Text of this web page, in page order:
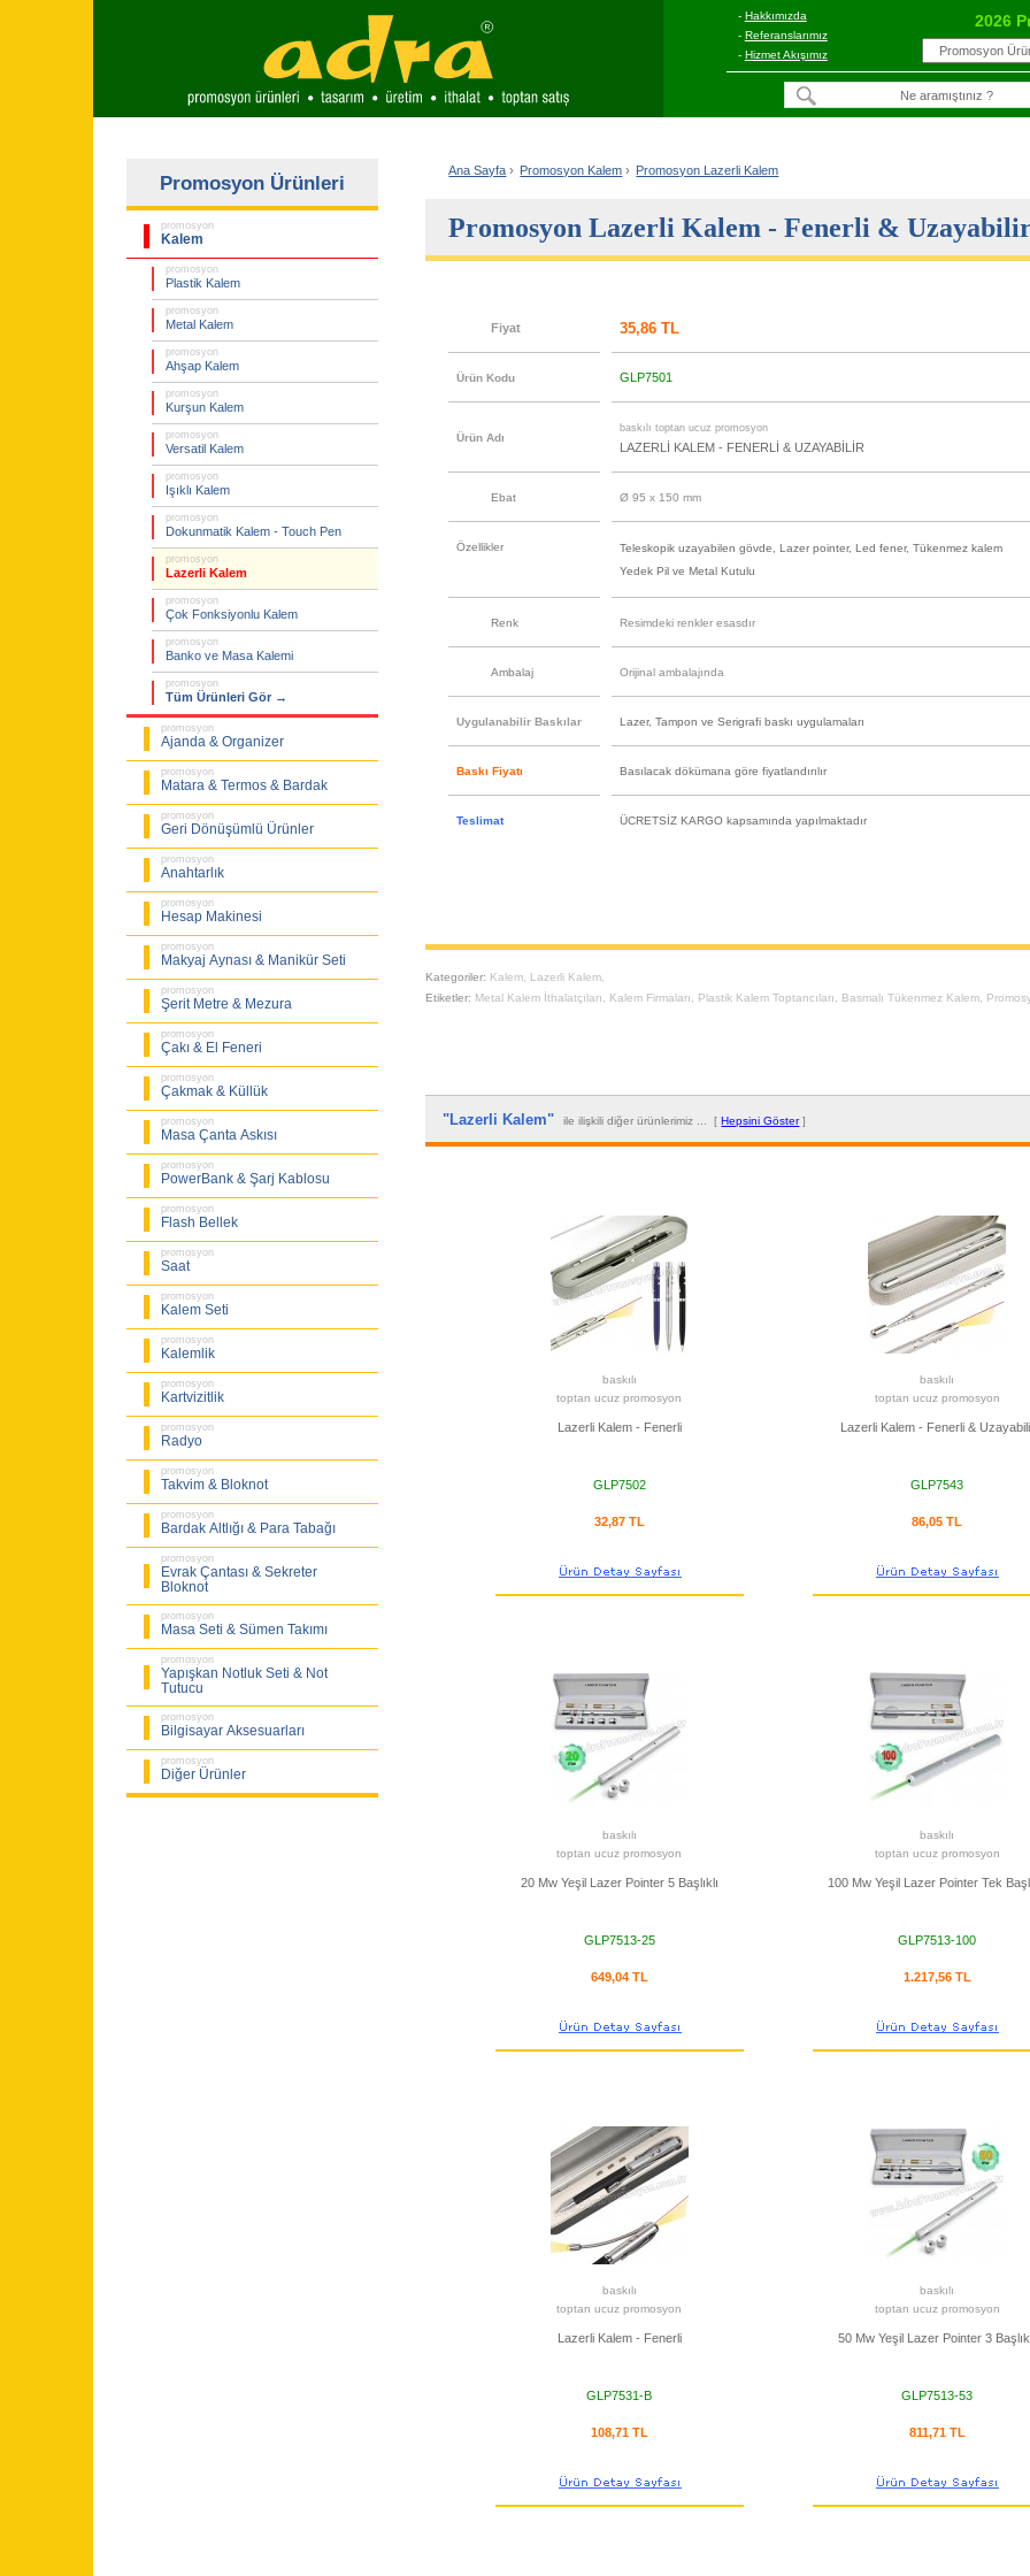
- Hakkımızda
- Referanslarımız
- Hizmet Akışımız
2026
Promosyon Ürünleri
promosyon
Kalem
promosyon
Plastik Kalem
promosyon
Metal Kalem
promosyon
Ahşap Kalem
promosyon
Kurşun Kalem
promosyon
Versatil Kalem
promosyon
Işıklı Kalem
promosyon
Dokunmatik Kalem - Touch Pen
promosyon
Lazerli Kalem
promosyon
Çok Fonksiyonlu Kalem
promosyon
Banko ve Masa Kalemi
promosyon
Tüm Ürünleri Gör →
promosyon
Ajanda & Organizer
promosyon
Matara & Termos & Bardak
promosyon
Geri Dönüşümlü Ürünler
promosyon
Anahtarlık
promosyon
Hesap Makinesi
promosyon
Makyaj Aynası & Manikür Seti
promosyon
Şerit Metre & Mezura
promosyon
Çakı & El Feneri
promosyon
Çakmak & Küllük
promosyon
Masa Çanta Askısı
promosyon
PowerBank & Şarj Kablosu
promosyon
Flash Bellek
promosyon
Saat
promosyon
Kalem Seti
promosyon
Kalemlik
promosyon
Kartvizitlik
promosyon
Radyo
promosyon
Takvim & Bloknot
promosyon
Bardak Altlığı & Para Tabağı
promosyon
Evrak Çantası & Sekreter
Bloknot
promosyon
Masa Seti & Sümen Takımı
promosyon
Yapışkan Notluk Seti & Not
Tutucu
promosyon
Bilgisayar Aksesuarları
promosyon
Diğer Ürünler
Ana Sayfa › Promosyon Kalem › Promosyon Lazerli Kalem
Promosyon Lazerli Kalem - Fenerli &
Fiyat 35,86 TL
Ürün Kodu GLP7501
Ürün Adı
baskılı toptan ucuz promosyon
LAZERLİ KALEM - FENERLİ & UZAYABİLİR
Ebat Ø 95 x 150 mm
Özellikler
Teleskopik uzayabilen gövde, Lazer pointer, Led fener, Tükenmez kalem
Yedek Pil ve Metal Kutulu
Renk Resimdeki renkler esasdır
Ambalaj Orijinal ambalajında
Uygulanabilir Baskılar Lazer, Tampon ve Serigrafi baskı uygulamaları
Baskı Fiyatı Basılacak dökümana göre fiyatlandırılır
Teslimat ÜCRETSİZ KARGO kapsamında yapılmaktadır
Kategoriler: Kalem Lazerli Kalem
Etiketler: Metal Kalem İthalatçıları Kalem Firmaları Plastik Kalem Toptancıları Basmalı Tükenmez Kalem
"Lazerli Kalem"ile ilişkili diğer ürünlerimiz ... [Hepsini Göster]
baskılı
toptan ucuz promosyon
Lazerli Kalem - Fenerli
GLP7502
32,87 TL
baskılı
toptan ucuz promosyon
Lazerli Kalem - Fenerli &
GLP7543
86,05 TL
baskılı
toptan ucuz promosyon
20 Mw Yeşil Lazer Pointer 5 Başlıklı
GLP7513-25
649,04 TL
baskılı
toptan ucuz promosyon
100 Mw Yeşil Lazer Pointer Tek
GLP7513-100
1.217,56 TL
baskılı
toptan ucuz promosyon
Lazerli Kalem - Fenerli
GLP7531-B
108,71 TL
baskılı
toptan ucuz promosyon
50 Mw Yeşil Lazer Pointer 3
GLP7513-53
811,71 TL